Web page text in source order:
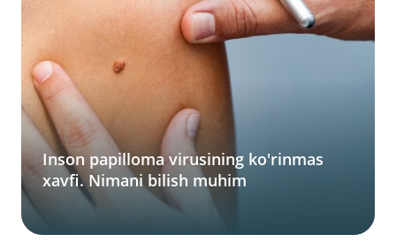
Inson papilloma virusining ko'rinmas
xavfi. Nimani bilish muhim